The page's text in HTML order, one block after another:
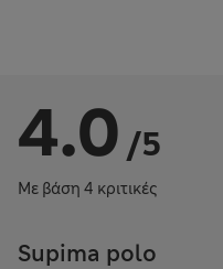
4.0 /5
Με βάση 4 κριτικές
Supima polo